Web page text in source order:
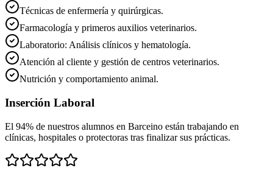
Técnicas de enfermería y quirúrgicas.
Farmacología y primeros auxilios veterinarios.
Laboratorio: Análisis clínicos y hematología.
Atención al cliente y gestión de centros veterinarios.
Nutrición y comportamiento animal.
Inserción Laboral
El 94% de nuestros alumnos en Barceino están trabajando en
clínicas, hospitales o protectoras tras finalizar sus prácticas.